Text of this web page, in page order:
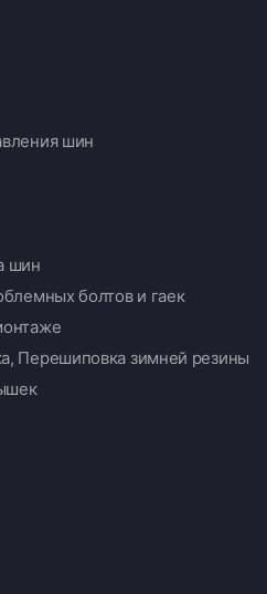
шин
шин
болтов и гаек
Перешиповка зимней резины